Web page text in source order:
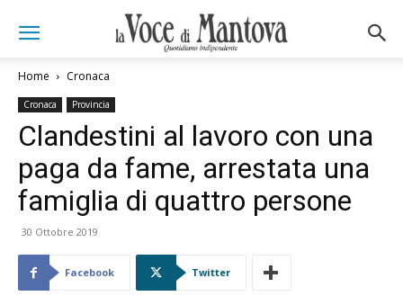
Home Cronaca
Cronaca Provincia
Clandestini al lavoro con una
paga da fame, arrestata una
famiglia di quattro persone
30 Ottobre 2019
Facebook Twitter